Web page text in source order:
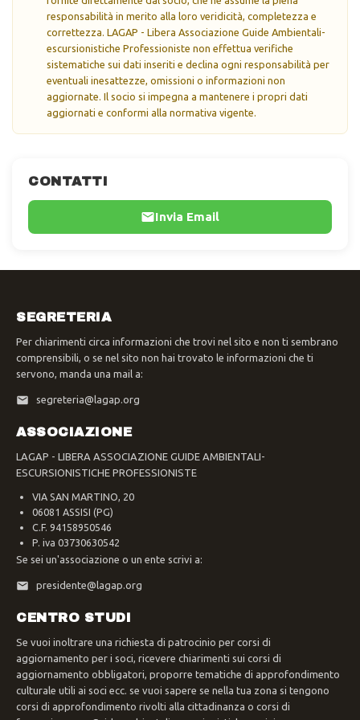
CONTATTI
Invia Email
responsabilità in merito alla loro veridicità, completezza e
correttezza. LAGAP - Libera Associazione Guide Ambientali-
escursionistiche Professioniste non effettua verifiche
sistematiche sui dati inseriti e declina ogni responsabilità per
eventuali inesattezze, omissioni o informazioni non
aggiornate. Il socio si impegna a mantenere i propri dati
aggiornati e conformi alla normativa vigente.
SEGRETERIA
Per chiarimenti circa informazioni che trovi nel sito e non ti sembrano
comprensibili, o se nel sito non hai trovato le informazioni che ti
servono, manda una mail a:
segreteria@lagap.org
ASSOCIAZIONE
LAGAP - LIBERA ASSOCIAZIONE GUIDE AMBIENTALI-
ESCURSIONISTICHE PROFESSIONISTE
VIA SAN MARTINO, 20
06081 ASSISI (PG)
C.F. 94158950546
P. iva 03730630542
Se sei un'associazione o un ente scrivi a:
presidente@lagap.org
CENTRO STUDI
Se vuoi inoltrare una richiesta di patrocinio per corsi di
aggiornamento per i soci, ricevere chiarimenti sui corsi di
aggiornamento obbligatori, proporre tematiche di approfondimento
culturale utili ai soci ecc. se vuoi sapere se nella tua zona si tengono
corsi di approfondimento rivolti alla cittadinanza o corsi di